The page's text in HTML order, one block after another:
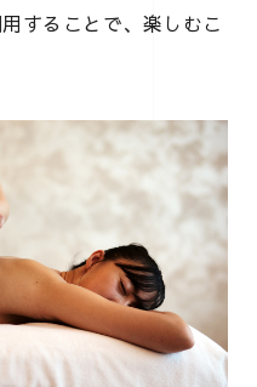
することで、楽しむこ